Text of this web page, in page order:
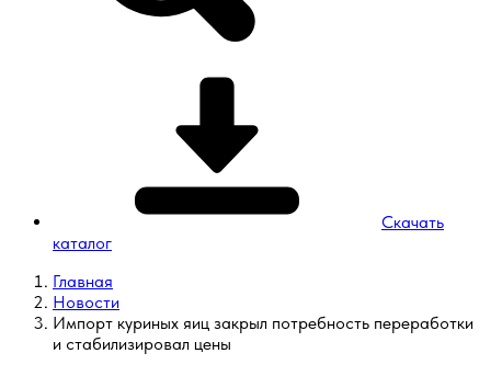
Скачать
каталог
Главная
Новости
Импорт куриных яиц закрыл потребность переработки
и стабилизировал цены